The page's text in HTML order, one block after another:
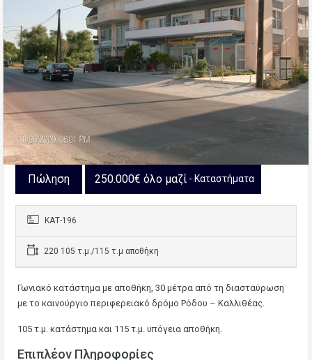
Πώληση 250.000€ όλο μαζί - Καταστήματα
ΚΑΤ-196
220 105 τ.μ./115 τ.μ αποθήκη
Γωνιακό κατάστημα με αποθήκη, 30 μέτρα από τη διασταύρωση
με το καινούργιο περιφερειακό δρόμο Ρόδου – Καλλιθέας.
105 τ.μ. κατάστημα και 115 τ.μ. υπόγεια αποθήκη.
Επιπλέον Πληροφορίες